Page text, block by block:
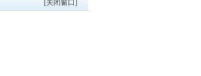
[关闭窗口]